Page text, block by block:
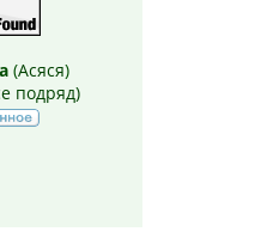
(Асяся)
подряд)